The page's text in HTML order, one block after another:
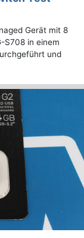
Gerät mit 8
S708 in einem
und